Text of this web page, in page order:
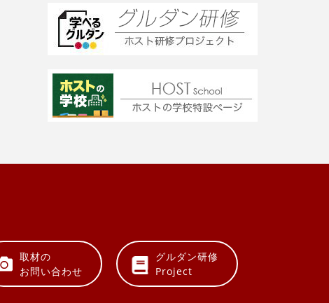
取材の
お問い合わせ
グルダン研修
Project